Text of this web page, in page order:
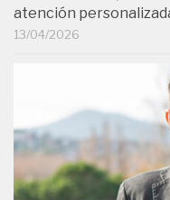
atención
13/04/2026